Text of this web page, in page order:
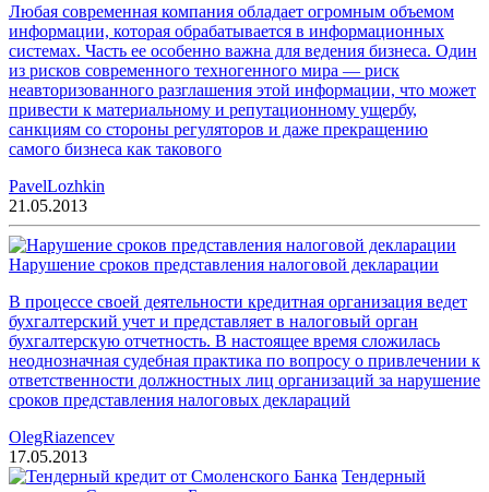
Любая современная компания обладает огромным объемом
информации, которая обрабатывается в информационных
системах. Часть ее особенно важна для ведения бизнеса. Один
из рисков современного техногенного мира — риск
неавторизованного разглашения этой информации, что может
привести к материальному и репутационному ущербу,
санкциям со стороны регуляторов и даже прекращению
самого бизнеса как такового
PavelLozhkin
21.05.2013
Нарушение сроков представления налоговой декларации
В процессе своей деятельности кредитная организация ведет
бухгалтерский учет и представляет в налоговый орган
бухгалтерскую отчетность. В настоящее время сложилась
неоднозначная судебная практика по вопросу о привлечении к
ответственности должностных лиц организаций за нарушение
сроков представления налоговых деклараций
OlegRiazencev
17.05.2013
Тендерный